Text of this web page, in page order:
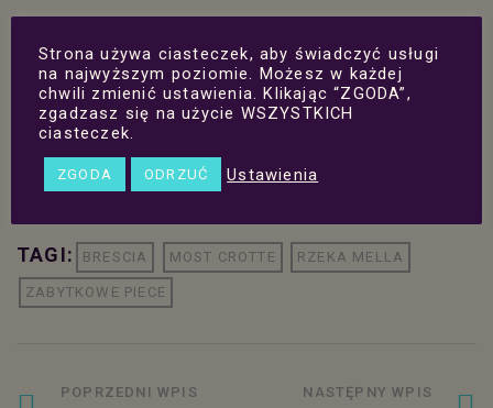
Udostępnij:
Facebook
Twitter
LinkedIn
Share
TAGI: BRESCIA MOST CROTTE RZEKA MELLA
ZABYTKOWE PIECE
POPRZEDNI WPIS NASTĘPNY WPIS
Strona używa ciasteczek, aby świadczyć usługi
na najwyższym poziomie. Możesz w każdej
chwili zmienić ustawienia. Klikając “ZGODA”,
zgadzasz się na użycie WSZYSTKICH
ciasteczek.
ZGODA ODRZUĆ Ustawienia